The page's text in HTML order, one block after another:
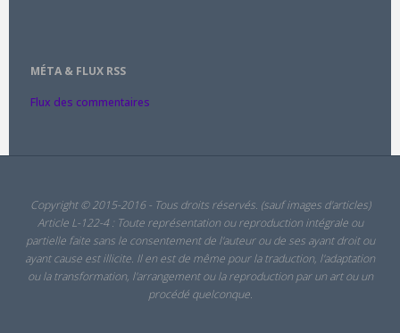
MÉTA & FLUX RSS
Flux des commentaires
Copyright © 2015-2016 - Tous droits réservés. (sauf images d'articles)
Article L-122-4 : Toute représentation ou reproduction intégrale ou
partielle faite sans le consentement de l'auteur ou de ses ayant droit ou
ayant cause est illicite. Il en est de même pour la traduction, l'adaptation
ou la transformation, l'arrangement ou la reproduction par un art ou un
procédé quelconque.